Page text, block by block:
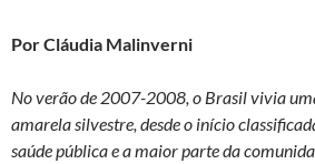
Por Cláudia Malinverni
No verão de 2007-2008, o Brasil vivia
amarela silvestre, desde o início
saúde pública e a maior parte da